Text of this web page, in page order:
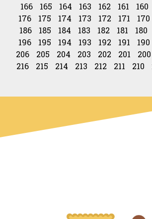
160
161
162
163
164
165
166
170
171
172
173
174
175
176
180
181
182
183
184
185
186
190
191
192
193
194
195
196
200
201
202
203
204
205
206
210
211
212
213
214
215
216